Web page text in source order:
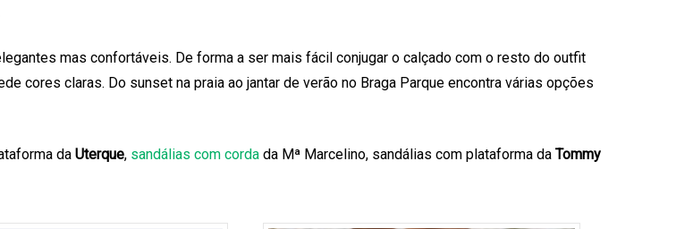
mas confortáveis. De forma a ser mais fácil conjugar o calçado com o resto do outfit
cores claras. Do sunset na praia ao jantar de verão no Braga Parque encontra várias opções
da Uterque, sandálias com cordada Mª Marcelino, sandálias com plataforma da Tommy